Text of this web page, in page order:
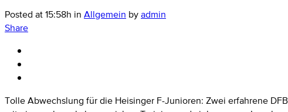
Posted at 15:58h in Allgemein byadmin
Share
Tolle Abwechslung für die Heisinger F-Junioren: Zwei erfahrene